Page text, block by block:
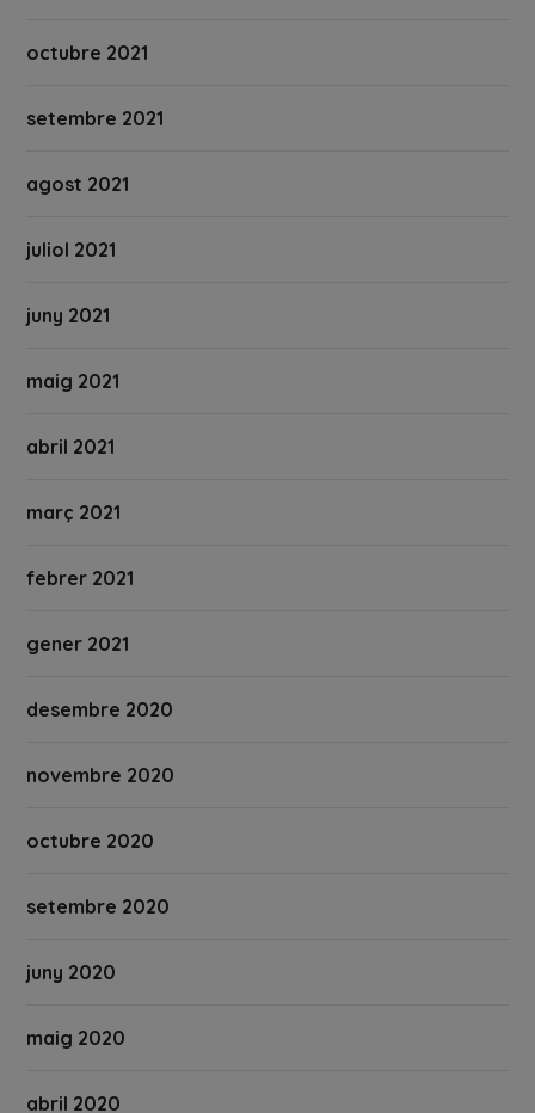
octubre 2021
setembre 2021
agost 2021
juliol 2021
juny 2021
maig 2021
abril 2021
març 2021
febrer 2021
gener 2021
desembre 2020
novembre 2020
octubre 2020
setembre 2020
juny 2020
maig 2020
abril 2020